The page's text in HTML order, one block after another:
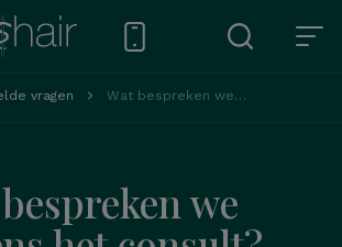
vragen Wat bespreken we tijdens het consult?
we